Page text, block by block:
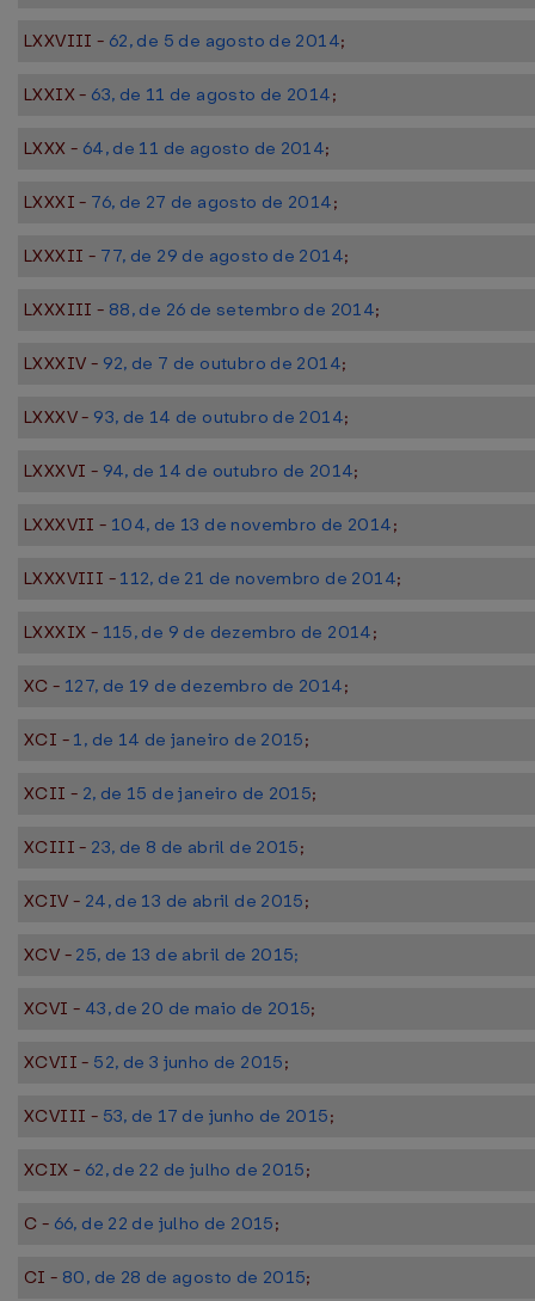
LXXVIII - 62, de 5 de agosto de 2014;
LXXIX - 63, de 11 de agosto de 2014;
LXXX - 64, de 11 de agosto de 2014;
LXXXI - 76, de 27 de agosto de 2014;
LXXXII - 77, de 29 de agosto de 2014;
LXXXIII - 88, de 26 de setembro de 2014;
LXXXIV - 92, de 7 de outubro de 2014;
LXXXV - 93, de 14 de outubro de 2014;
LXXXVI - 94, de 14 de outubro de 2014;
LXXXVII - 104, de 13 de novembro de 2014;
LXXXVIII - 112, de 21 de novembro de 2014;
LXXXIX - 115, de 9 de dezembro de 2014;
XC - 127, de 19 de dezembro de 2014;
XCI - 1, de 14 de janeiro de 2015;
XCII - 2, de 15 de janeiro de 2015;
XCIII - 23, de 8 de abril de 2015;
XCIV - 24, de 13 de abril de 2015;
XCV - 25, de 13 de abril de 2015;
XCVI - 43, de 20 de maio de 2015;
XCVII - 52, de 3 junho de 2015;
XCVIII - 53, de 17 de junho de 2015;
XCIX - 62, de 22 de julho de 2015;
C - 66, de 22 de julho de 2015;
CI - 80, de 28 de agosto de 2015;